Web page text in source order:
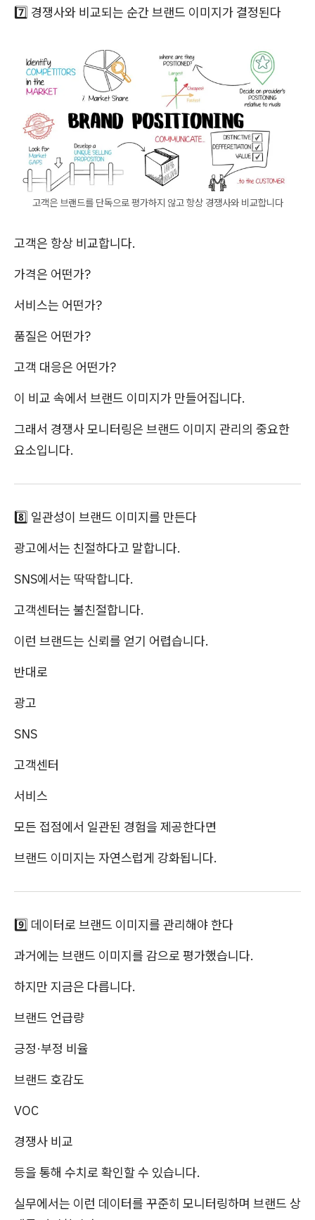
7️⃣ 경쟁사와 비교되는 순간 브랜드 이미지가 결정된다
고객은 브랜드를 단독으로 평가하지 않고 항상 경쟁사와 비교합니다
고객은 항상 비교합니다.
가격은 어떤가?
서비스는 어떤가?
품질은 어떤가?
고객 대응은 어떤가?
이 비교 속에서 브랜드 이미지가 만들어집니다.
그래서 경쟁사 모니터링은 브랜드 이미지 관리의 중요한
요소입니다.
8️⃣ 일관성이 브랜드 이미지를 만든다
광고에서는 친절하다고 말합니다.
SNS에서는 딱딱합니다.
고객센터는 불친절합니다.
이런 브랜드는 신뢰를 얻기 어렵습니다.
반대로
광고
SNS
고객센터
서비스
모든 접점에서 일관된 경험을 제공한다면
브랜드 이미지는 자연스럽게 강화됩니다.
9️⃣ 데이터로 브랜드 이미지를 관리해야 한다
과거에는 브랜드 이미지를 감으로 평가했습니다.
하지만 지금은 다릅니다.
브랜드 언급량
긍정·부정 비율
브랜드 호감도
VOC
경쟁사 비교
등을 통해 수치로 확인할 수 있습니다.
실무에서는 이런 데이터를 꾸준히 모니터링하며 브랜드 상